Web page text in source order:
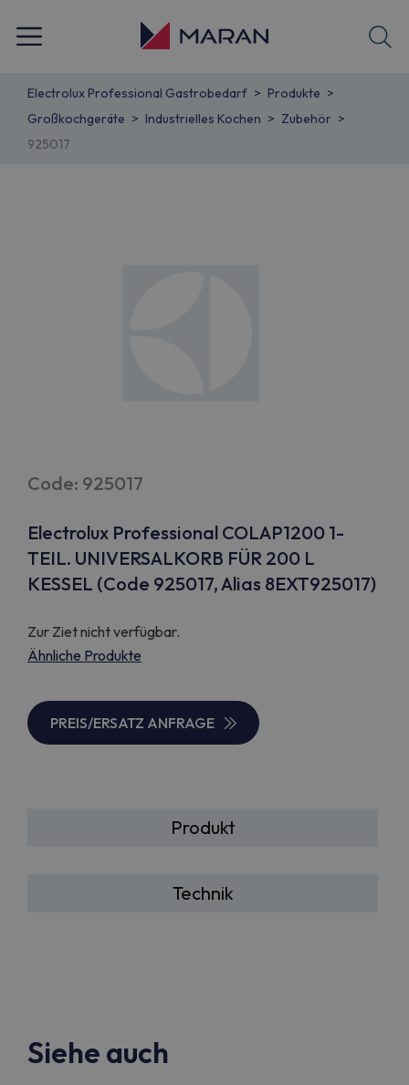
Electrolux Professional Gastrobedarf
Produkte
Großkochgeräte
Industrielles Kochen
Zubehör
925017
Code: 925017
Electrolux Professional COLAP1200 1-
TEIL. UNIVERSALKORB FÜR 200 L
KESSEL (Code 925017, Alias 8EXT925017)
Zur Ziet nicht verfügbar.
Ähnliche Produkte
PREIS/ERSATZ ANFRAGE
Produkt
Technik
Siehe auch